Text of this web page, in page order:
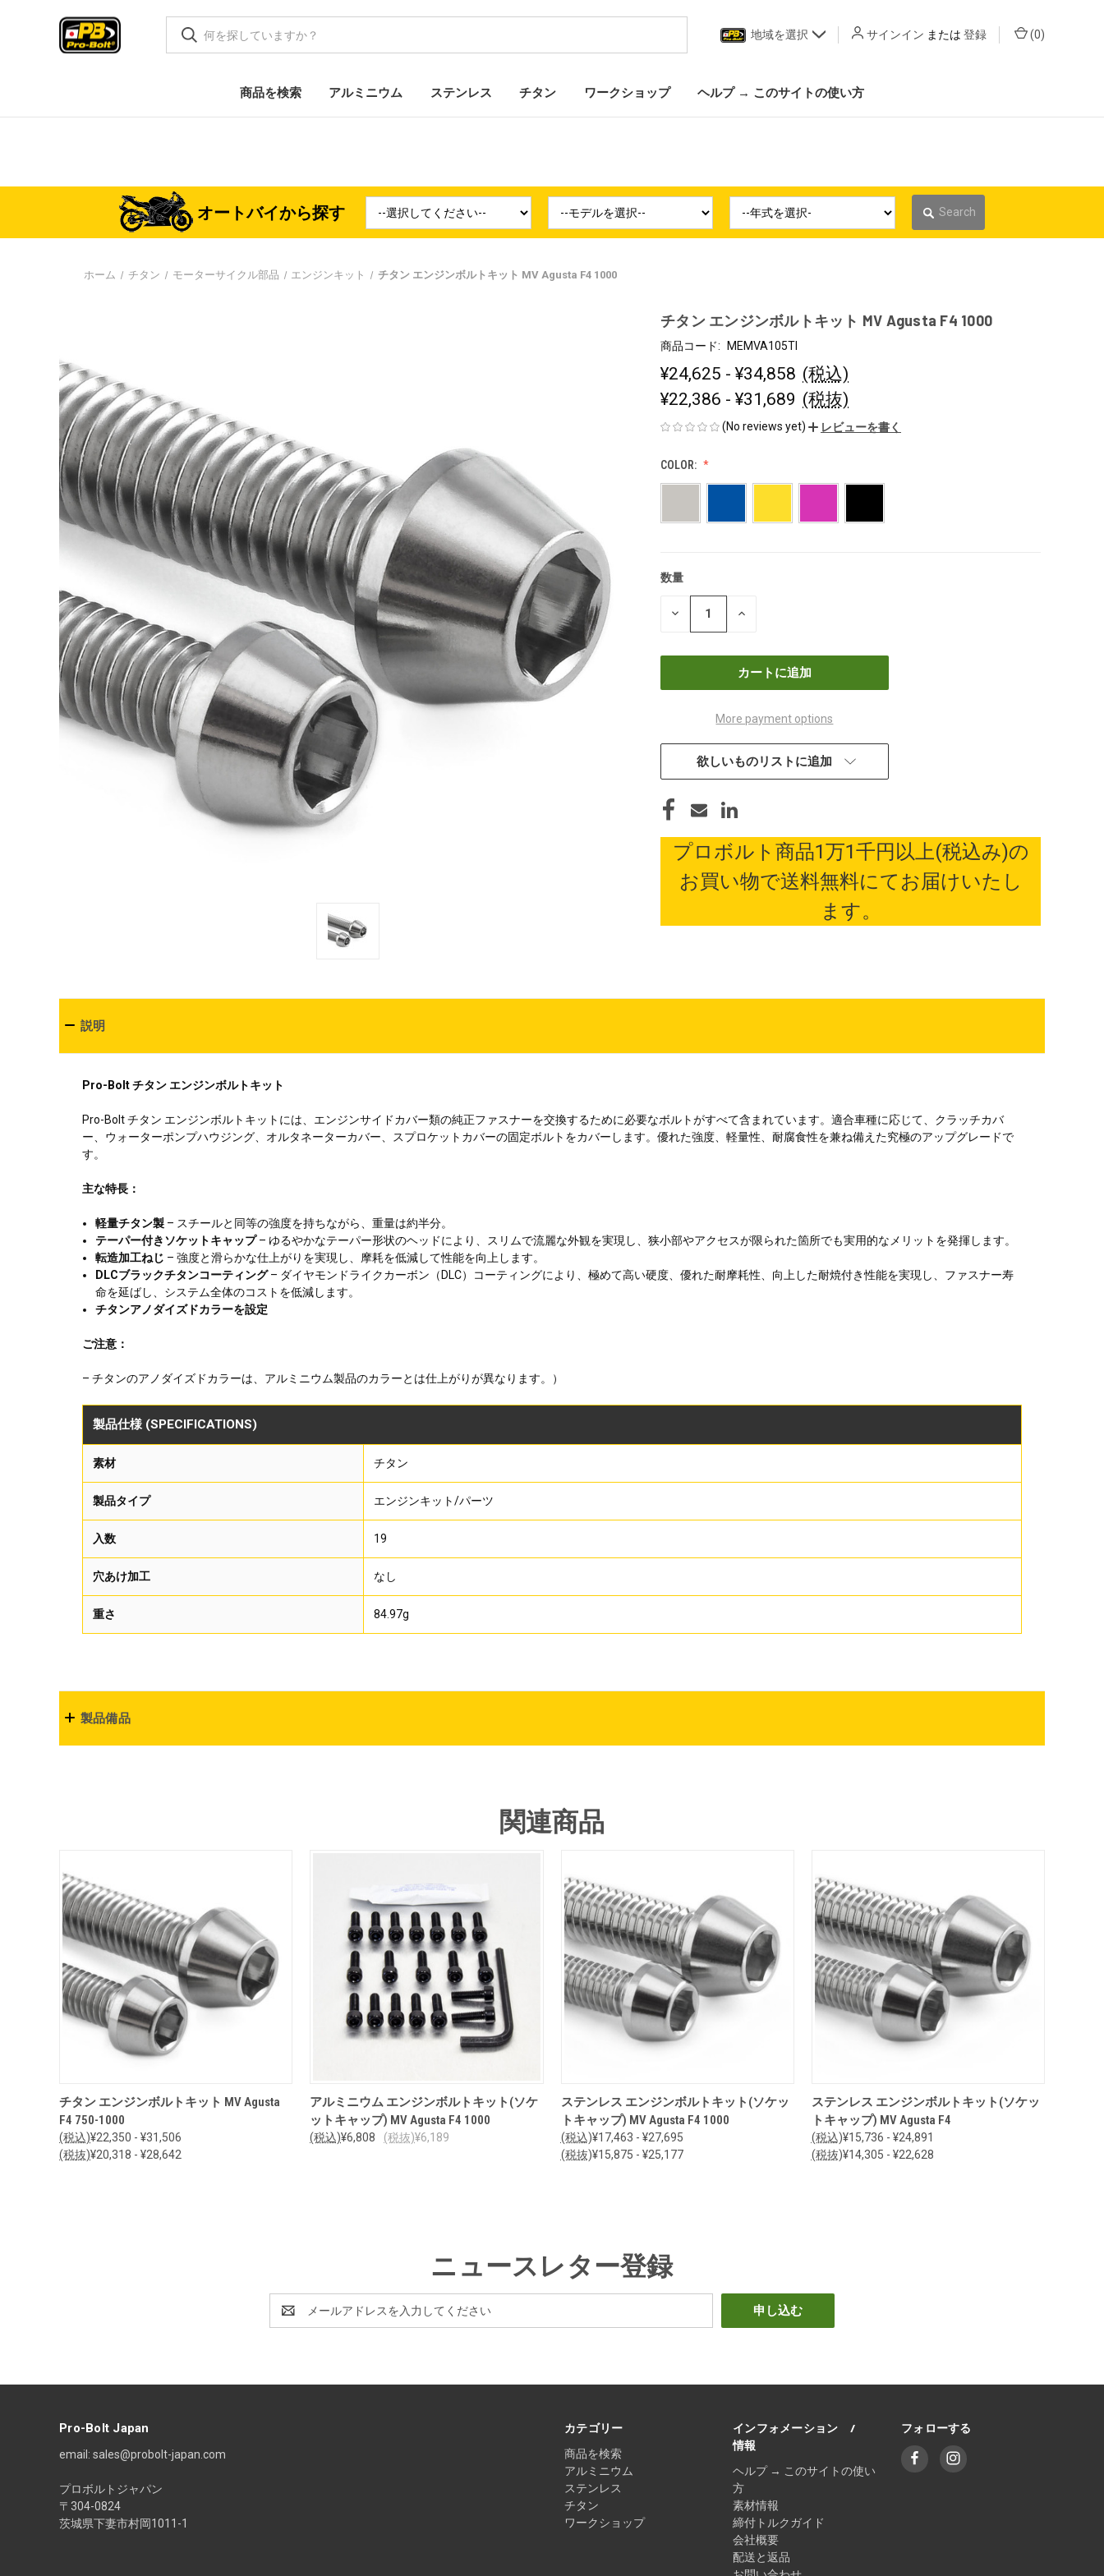
地域を選択 サインイン または 登録 (0)
商品を検索 アルミニウム ステンレス チタン ワークショップ ヘルプ → このサイトの使い方
オートバイから探す Search
ホーム チタン モーターサイクル部品 エンジンキット チタン エンジンボルトキット MV Agusta F4 1000
チタン エンジンボルトキット MV Agusta F4 1000
商品コード: MEMVA105TI
¥24,625 - ¥34,858 (税込)
¥22,386 - ¥31,689 (税抜)
(No reviews yet) レビューを書く
COLOR:
現
数量
数
ら
数
や
す
More payment options
欲しいものリストに追加
プロボルト商品1万1千円以上(税込み)の
お買い物で送料無料にてお届けいたし
ます。
説明
Pro-Bolt チタン エンジンボルトキット
Pro-Bolt チタン エンジンボルトキットには、エンジンサイドカバー類の純正ファスナーを交換するために必要なボルトがすべて含まれています。適合車種に応じて、クラッチカバ
ー、ウォーターポンプハウジング、オルタネーターカバー、スプロケットカバーの固定ボルトをカバーします。優れた強度、軽量性、耐腐食性を兼ね備えた究極のアップグレードで
す。
主な特長：
軽量チタン製 – スチールと同等の強度を持ちながら、重量は約半分。
テーパー付きソケットキャップ– ゆるやかなテーパー形状のヘッドにより、スリムで流麗な外観を実現し、狭小部やアクセスが限られた箇所でも実用的なメリットを発揮します。
転造加工ねじ – 強度と滑らかな仕上がりを実現し、摩耗を低減して性能を向上します。
DLCブラックチタンコーティング– ダイヤモンドライクカーボン（DLC）コーティングにより、極めて高い硬度、優れた耐摩耗性、向上した耐焼付き性能を実現し、ファスナー寿
命を延ばし、システム全体のコストを低減します。
チタンアノダイズドカラーを設定
ご注意：
– チタンのアノダイズドカラーは、アルミニウム製品のカラーとは仕上がりが異なります。）
製品仕様 (SPECIFICATIONS)
素材 チタン
製品タイプ エンジンキット/パーツ
入数 19
穴あけ加工 なし
重さ 84.97g
製品備品
関連商品
オプションを見る
チタン エンジンボルトキット MV Agusta
F4 750-1000
¥22,350 - ¥31,506
(税込)
¥20,318 - ¥28,642
(税抜)
オプションを見る
アルミニウム エンジンボルトキット(ソケ
ットキャップ) MV Agusta F4 1000
¥6,808
(税込) ¥6,189
(税抜)
オプションを見る
ステンレス エンジンボルトキット(ソケッ
トキャップ) MV Agusta F4 1000
¥17,463 - ¥27,695
(税込)
¥15,875 - ¥25,177
(税抜)
オプションを見る
ステンレス エンジンボルトキット(ソケッ
トキャップ) MV Agusta F4
¥15,736 - ¥24,891
(税込)
¥14,305 - ¥22,628
(税抜)
ニュースレター登録
ド
カテゴリー
商品を検索
アルミニウム
ステンレス
チタン
ワークショップ
インフォメーション /
情報
ヘルプ → このサイトの使い
方
素材情報
締付トルクガイド
会社概要
配送と返品
フォローする
Pro-Bolt Japan
email: sales@probolt-japan.com
プロボルトジャパン
〒304-0824
茨城県下妻市村岡1011-1